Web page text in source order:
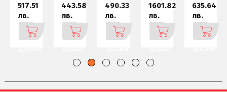
517.51
лв.
443.58
лв.
490.33
лв.
1601.82
лв.
635.64
лв.